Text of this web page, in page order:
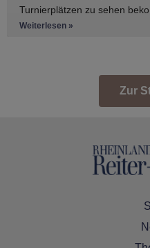
Turnierplätzen zu sehen
den Anhänger zu
Weiterlesen »
Zur